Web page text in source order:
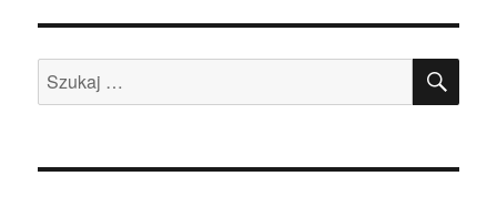
Szukaj: